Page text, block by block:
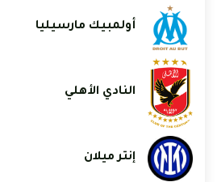
أولمبيك مارسيليا
النادي الأهلي
إنتر ميلان